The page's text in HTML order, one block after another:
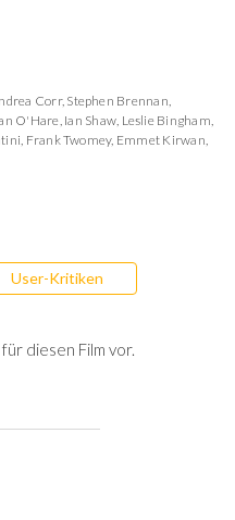
Corr, Stephen Brennan,
O'Hare, Ian Shaw, Leslie Bingham,
, Frank Twomey, Emmet Kirwan,
User-Kritiken
diesen Film vor.